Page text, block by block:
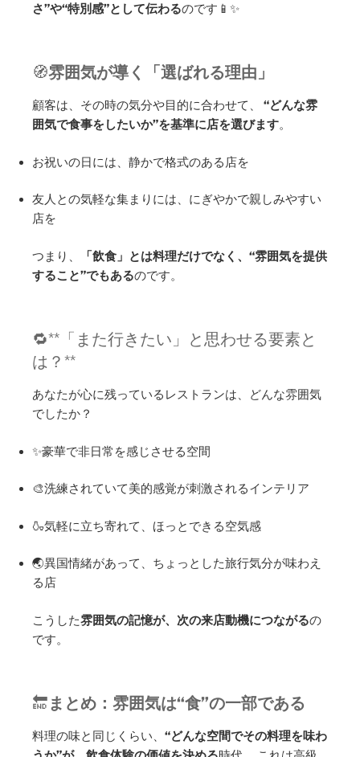
さ”や“特別感”として伝わるのです📱✨
🧭雰囲気が導く「選ばれる理由」
顧客は、その時の気分や目的に合わせて、 “どんな雰
囲気で食事をしたいか”を基準に店を選びます。
お祝いの日には、静かで格式のある店を
友人との気軽な集まりには、にぎやかで親しみやすい
店を
つまり、
「飲食」とは料理だけでなく、“雰囲気を提供
すること”でもあるのです。
🔁**「また行きたい」と思わせる要素と
は？**
あなたが心に残っているレストランは、どんな雰囲気
でしたか？
✨豪華で非日常を感じさせる空間
🎨洗練されていて美的感覚が刺激されるインテリア
🍶気軽に立ち寄れて、ほっとできる空気感
🌏異国情緒があって、ちょっとした旅行気分が味わえ
る店
こうした雰囲気の記憶が、次の来店動機につながるの
です。
🔚まとめ：雰囲気は“食”の一部である
料理の味と同じくらい、 “どんな空間でその料理を味わ